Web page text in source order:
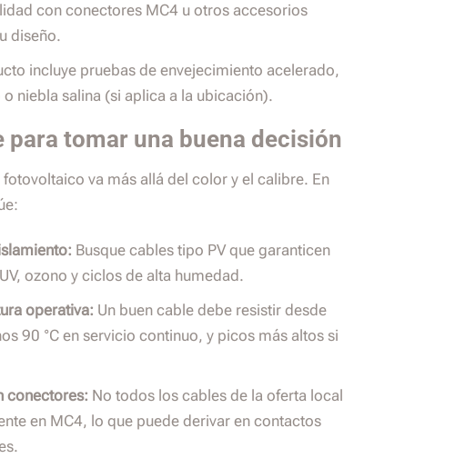
con conectores MC4 u otros accesorios
diseño.
incluye pruebas de envejecimiento acelerado,
niebla salina (si aplica a la ubicación).
para tomar una buena decisión
va más allá del color y el calibre. En
Busque cables tipo PV que garanticen
ozono y ciclos de alta humedad.
operativa: Un buen cable debe resistir desde
90 °C en servicio continuo, y picos más altos si
conectores: No todos los cables de la oferta local
en MC4, lo que puede derivar en contactos